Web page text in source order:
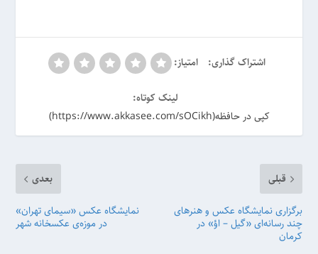
اشتراک گذاری: امتیاز:
لینک کوتاه:
کپی در حافظه(https://www.akkasee.com/sOCikh)
قبلی
برگزاری نمایشگاه عکس و هنرهای
چند رسانه‌ای «گیل – اؤ» در
کرمان
بعدی
نمایشگاه عکس «سیمای تهران»
در موزه‌ی عکسخانه شهر